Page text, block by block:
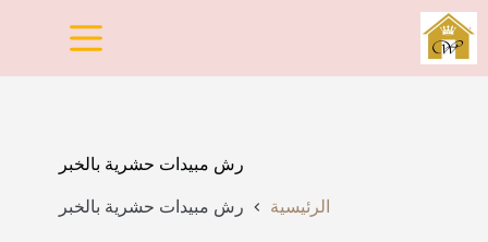
التجاوز
إلى
المحتوى
رش مبيدات حشرية بالخبر
الرئيسية رش مبيدات حشرية بالخبر